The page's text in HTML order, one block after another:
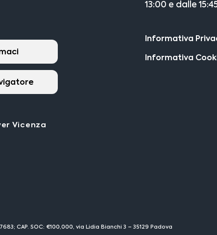
Vicenza
13:00 e dalle
Informativa
Informativa
CAP. SOC: €100,000, via Lidia Bianchi 3 – 35129 Padova